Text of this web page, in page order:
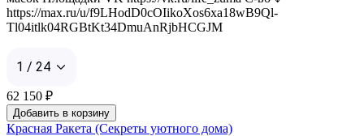
https://max.ru/u/f9LHodD0cOIikoXos6xa18wB9Ql-
Tl04itlk04RGBtKt34DmuAnRjbHCGJM
1 / 24
62 150 ₽
Добавить в корзину
Красная Ракета (Секреты уютного дома)